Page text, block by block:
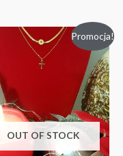
Promocja!
OUT OF STOCK